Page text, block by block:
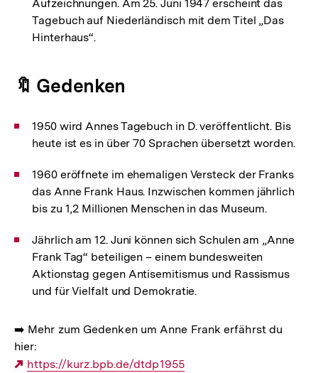
Aufzeichnungen. Am 25. Juni 1947 erscheint das
Tagebuch auf Niederländisch mit dem Titel „Das
Hinterhaus“.
🔖 Gedenken
1950 wird Annes Tagebuch in D. veröffentlicht. Bis
heute ist es in über 70 Sprachen übersetzt worden.
1960 eröffnete im ehemaligen Versteck der Franks
das Anne Frank Haus. Inzwischen kommen jährlich
bis zu 1,2 Millionen Menschen in das Museum.
Jährlich am 12. Juni können sich Schulen am „Anne
Frank Tag“ beteiligen – einem bundesweiten
Aktionstag gegen Antisemitismus und Rassismus
und für Vielfalt und Demokratie.
➡️ Mehr zum Gedenken um Anne Frank erfährst du
hier:
Externer
https://kurz.bpb.de/dtdp1955